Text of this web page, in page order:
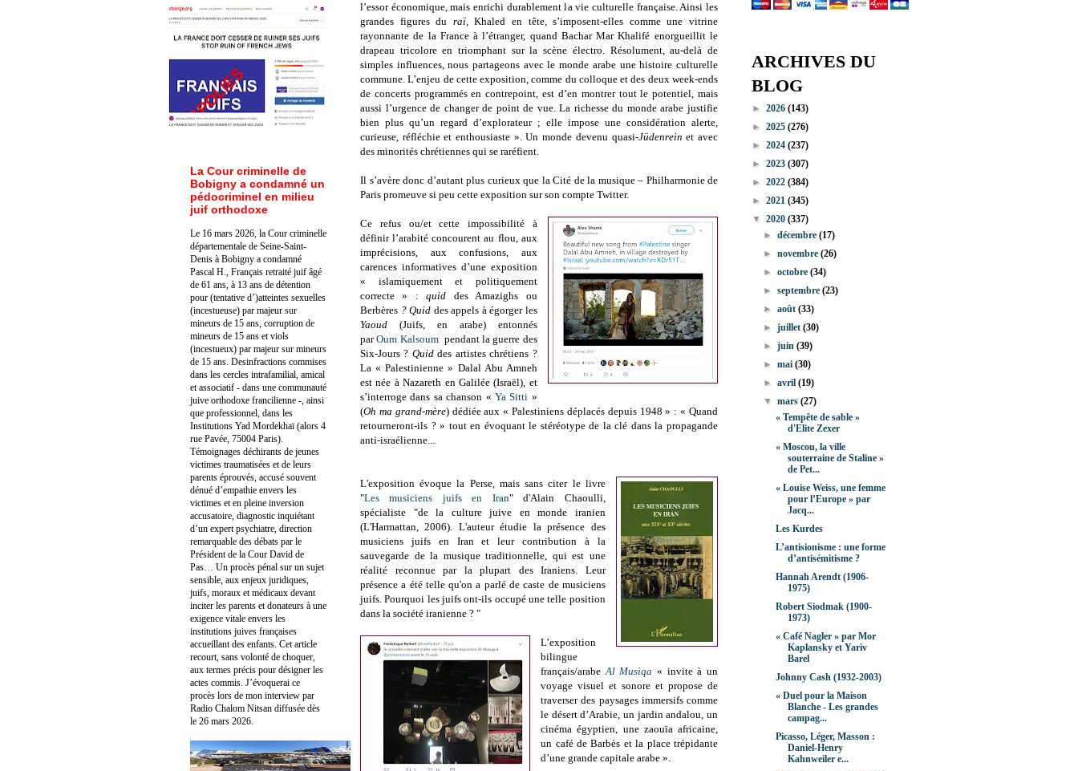
l’essor économique, mais enrichi durablement la vie culturelle française. Ainsi les
grandes figures du raï, Khaled en tête, s’imposent-elles comme une vitrine
rayonnante de la France à l’étranger, quand Bachar Mar Khalifé enorgueillit le
drapeau tricolore en triomphant sur la scène électro. Résolument, au-delà de
simples influences, nous partageons avec le monde arabe une histoire culturelle
commune. L’enjeu de cette exposition, comme du colloque et des deux week-ends
de concerts programmés en contrepoint, est d’en montrer tout le potentiel, mais
aussi l’urgence de changer de point de vue. La richesse du monde arabe justifie
bien plus qu’un regard d’explorateur ; elle impose une considération alerte,
curieuse, réfléchie et enthousiaste ». Un monde devenu quasi-Jüdenrein et avec
des minorités chrétiennes qui se raréfient.
Il s’avère donc d’autant plus curieux que la Cité de la musique – Philharmonie de
Paris promeuve si peu cette exposition sur son compte Twitter.
Ce refus ou/et cette impossibilité à
définir l’arabité concourent au flou, aux
imprécisions, aux confusions, aux
carences informatives d’une exposition
« islamiquement et politiquement
correcte » :quid des Amazighs ou
Berbères ? Quid des appels à égorger les
Yaoud (Juifs, en arabe) entonnés
parOum Kalsoumpendant la guerre des
Six-Jours ? Quiddes artistes chrétiens ?
La « Palestinienne » Dalal Abu Amneh
est née à Nazareth en Galilée (Israël), et
s’interroge dans sa chanson «Ya Sitti »
(Oh ma grand-mère) dédiée aux « Palestiniens déplacés depuis 1948 » : « Quand
retourneront-ils ? » tout en évoquant le stéréotype de la clé dans la propagande
anti-israélienne...
L'exposition évoque la Perse, mais sans citer le livre
"Les musiciens juifs en Iran" d'Alain Chaoulli,
spécialiste "de la culture juive en monde iranien
(L'Harmattan, 2006). L'auteur étudie la présence des
musiciens juifs en Iran et leur contribution à la
sauvegarde de la musique traditionnelle, qui est une
réalité reconnue par la plupart des Iraniens. Leur
présence a été telle qu'on a parlé de caste de musiciens
juifs. Pourquoi les juifs ont-ils occupé une telle position
dans la société iranienne ? "
L’exposition
bilingue
français/arabeAl Musiqa « invite à un
voyage visuel et sonore et propose de
traverser des paysages immersifs comme
le désert d’Arabie, un jardin andalou, un
cinéma égyptien, une zaouïa africaine,
un café de Barbès et la place trépidante
d’une grande capitale arabe ».
La Cour criminelle de
Bobigny a condamné un
pédocriminel en milieu
juif orthodoxe
Le 16 mars 2026, la Cour criminelle
départementale de Seine-Saint-
Denis à Bobigny a condamné
Pascal H., Français retraité juif âgé
de 61 ans, à 13 ans de détention
pour (tentative d’)atteintes sexuelles
(incestueuse) par majeur sur
mineurs de 15 ans, corruption de
mineurs de 15 ans et viols
(incestueux) par majeur sur mineurs
de 15 ans. Desinfractions commises
dans les cercles intrafamilial, amical
et associatif - dans une communauté
juive orthodoxe francilienne -, ainsi
que professionnel, dans les
Institutions Yad Mordekhaï (alors 4
rue Pavée, 75004 Paris).
Témoignages déchirants de jeunes
victimes traumatisées et de leurs
parents éprouvés, accusé souvent
dénué d’empathie envers les
victimes et en pleine inversion
accusatoire, diagnostic inquiétant
d’un expert psychiatre, direction
remarquable des débats par le
Président de la Cour David de
Pas… Un procès pénal sur un sujet
sensible, aux enjeux juridiques,
juifs, moraux et médicaux devant
inciter les parents et donateurs à une
exigence vitale envers les
institutions juives françaises
accueillant des enfants. Cet article
recourt, sans volonté de choquer,
aux termes précis pour désigner les
actes commis. J’évoquerai ce
procès lors de mon interview par
Radio Chalom Nitsan diffusée dès
le 26 mars 2026.
ARCHIVES DU
BLOG
► 2026 (143)
► 2025 (276)
► 2024 (237)
► 2023 (307)
► 2022 (384)
► 2021 (345)
▼ 2020 (337)
►décembre(17)
►novembre(26)
►octobre(34)
►septembre(23)
►août(33)
►juillet(30)
►juin(39)
►mai(30)
►avril(19)
▼mars(27)
« Tempête de sable »
d'Elite Zexer
« Moscou, la ville
souterraine de Staline »
de Pet...
« Louise Weiss, une femme
pour l’Europe » par
Jacq...
Les Kurdes
L’antisionisme : une forme
d’antisémitisme ?
Hannah Arendt (1906-
1975)
Robert Siodmak (1900-
1973)
« Café Nagler » par Mor
Kaplansky et Yariv
Barel
Johnny Cash (1932-2003)
« Duel pour la Maison
Blanche - Les grandes
campag...
Picasso, Léger, Masson :
Daniel-Henry
Kahnweiler e...